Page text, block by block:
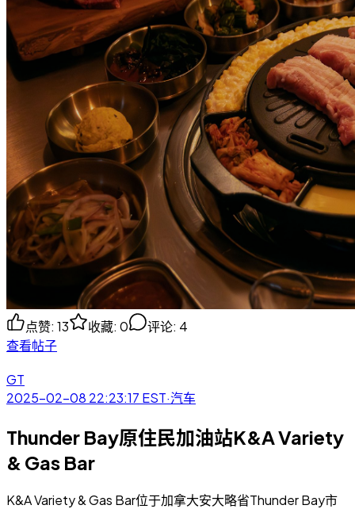
点赞: 13 收藏: 0 评论: 4
查看帖子
GT
2025-02-08 22:23:17 EST·汽车
Thunder Bay原住民加油站K&A Variety
& Gas Bar
K&A Variety & Gas Bar位于加拿大安大略省Thunder Bay市